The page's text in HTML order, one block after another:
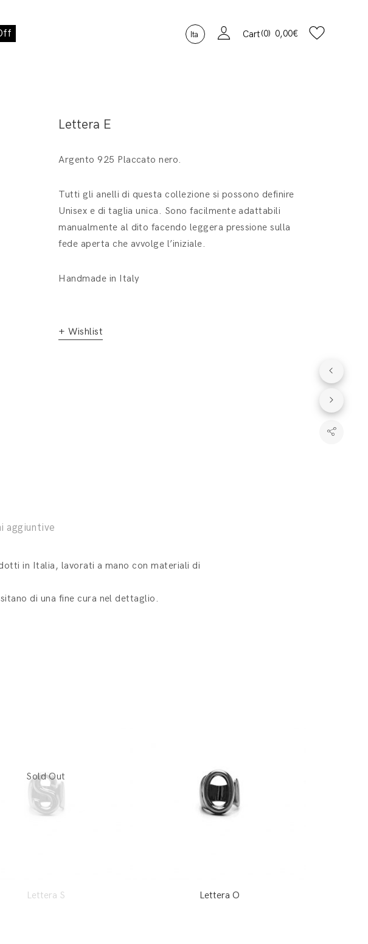
Ita Cart 0 0,00€
Lettera E
Argento 925 Placcato nero.
Tutti gli anelli di questa collezione si possono definire
Unisex e di taglia unica. Sono facilmente adattabili
manualmente al dito facendo leggera pressione sulla
fede aperta che avvolge l’iniziale.
Handmade in Italy
+ Wishlist
aggiuntive
in Italia, lavorati a mano con materiali di
di una fine cura nel dettaglio.
Lettera S Lettera O